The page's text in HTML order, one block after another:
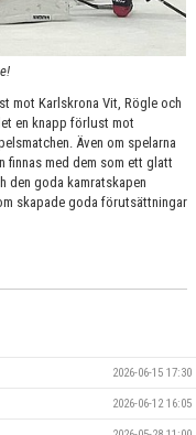
mot Karlskrona Vit, Rögle och
en knapp förlust mot
Även om spelarna
finnas med dem som ett glatt
den goda kamratskapen
skapade goda förutsättningar
2026-06-15 17:30
2026-06-12 16:05